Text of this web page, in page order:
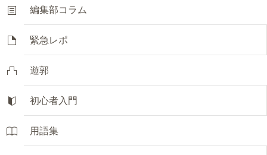
編集部コラム
緊急レポ
遊郭
初心者入門
用語集